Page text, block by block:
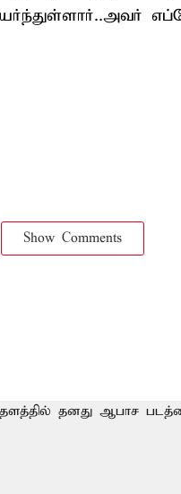
Show Comments